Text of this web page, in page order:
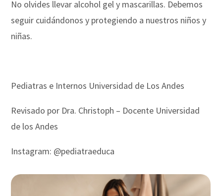
No olvides llevar alcohol gel y mascarillas. Debemos
seguir cuidándonos y protegiendo a nuestros niños y
niñas.
Pediatras e Internos Universidad de Los Andes
Revisado por Dra. Christoph – Docente Universidad
de los Andes
Instagram: @pediatraeduca